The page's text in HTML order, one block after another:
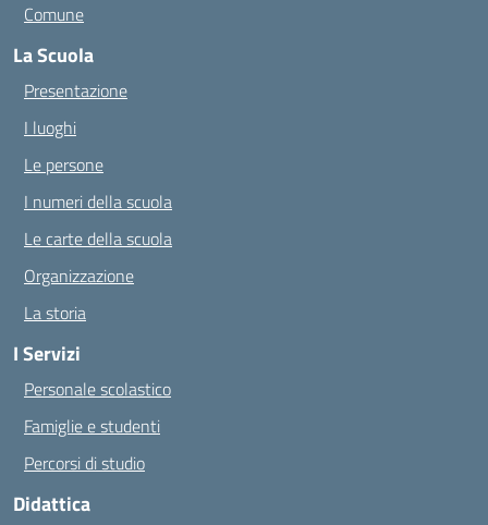
Comune
La Scuola
Presentazione
I luoghi
Le persone
I numeri della scuola
Le carte della scuola
Organizzazione
La storia
I Servizi
Personale scolastico
Famiglie e studenti
Percorsi di studio
Didattica